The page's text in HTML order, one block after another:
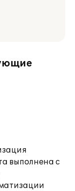
выполнена с